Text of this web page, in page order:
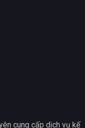
cung cấp dịch vụ kế